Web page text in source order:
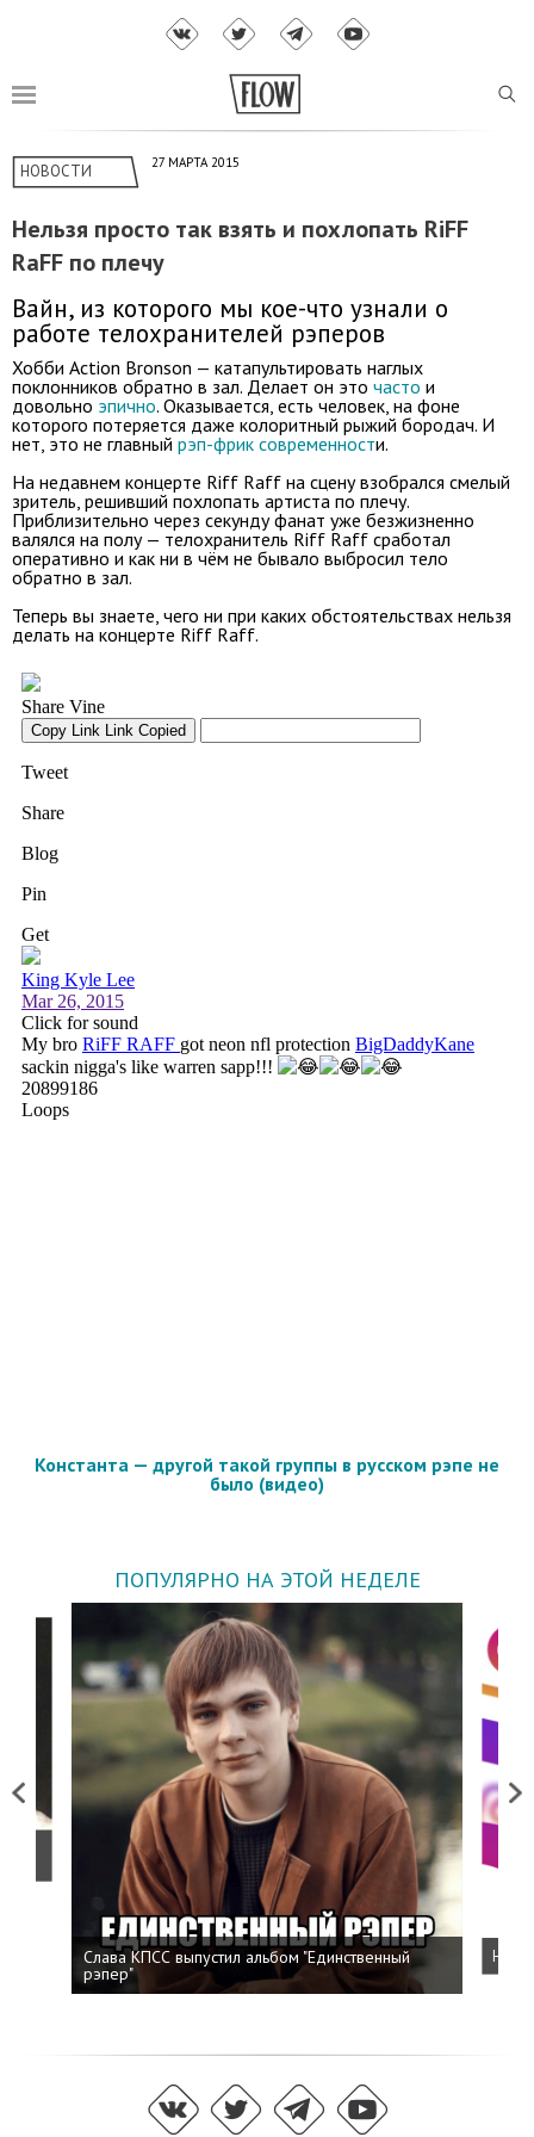
НОВОСТИ 27 МАРТА 2015
Нельзя просто так взять и похлопать RiFF
RaFF по плечу
Вайн, из которого мы кое-что узнали о
работе телохранителей рэперов
Хобби Action Bronson — катапультировать наглых
поклонников обратно в зал. Делает он это часто и
довольно эпично. Оказывается, есть человек, на фоне
которого потеряется даже колоритный рыжий бородач. И
нет, это не главный рэп-фрик современности.
На недавнем концерте Riff Raff на сцену взобрался смелый
зритель, решивший похлопать артиста по плечу.
Приблизительно через секунду фанат уже безжизненно
валялся на полу — телохранитель Riff Raff сработал
оперативно и как ни в чём не бывало выбросил тело
обратно в зал.
Теперь вы знаете, чего ни при каких обстоятельствах нельзя
делать на концерте Riff Raff.
Константа — другой такой группы в русском рэпе не
было (видео)
ПОПУЛЯРНО НА ЭТОЙ НЕДЕЛЕ
Previous
Слава КПСС выпустил альбом "Единственный
рэпер"
Next